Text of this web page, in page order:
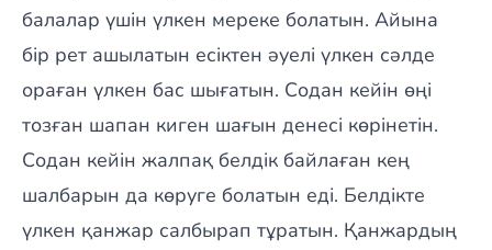
балалар үшін үлкен мереке болатын. Айына
бір рет ашылатын есіктен әуелі үлкен сәлде
ораған үлкен бас шығатын. Содан кейін өңі
тозған шапан киген шағын денесі көрінетін.
Содан кейін жалпақ белдік байлаған кең
шалбарын да көруге болатын еді. Белдікте
үлкен қанжар салбырап тұратын. Қанжардың